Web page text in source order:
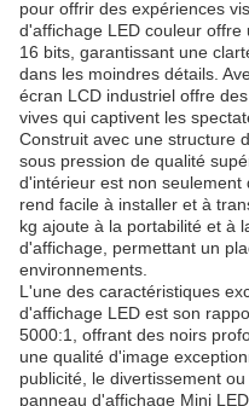
pour offrir des expériences
d'affichage LED couleur
16 bits, garantissant une
dans les moindres détails.
écran LCD industriel offre
vives qui captivent les
Construit avec une structure
sous pression de qualité
d'intérieur est non seulement
rend facile à installer et à
kg ajoute à la portabilité et à
d'affichage, permettant un
environnements.
L'une des caractéristiques
d'affichage LED est son
5000:1, offrant des noirs
une qualité d'image
publicité, le divertissement
panneau d'affichage Mini